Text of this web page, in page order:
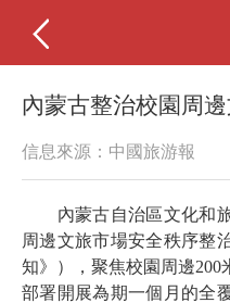
內蒙古整治校園周
信息來源：中國旅游報
內蒙古自治區文化和旅
周邊文旅市場安全秩序整
知》），聚焦校園周邊200
部署開展為期一個月的全